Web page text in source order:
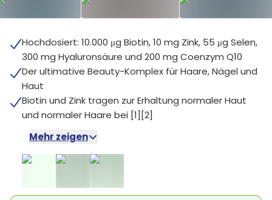
Hochdosiert: 10.000 μg Biotin, 10 mg Zink, 55 μg Selen,
300 mg Hyaluronsäure und 200 mg Coenzym Q10
Der ultimative Beauty-Komplex für Haare, Nägel und
Haut
Biotin und Zink tragen zur Erhaltung normaler Haut
und normaler Haare bei [1][2]
Mehr zeigen